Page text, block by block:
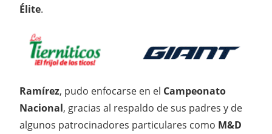
Élite.
Ramírez, pudo enfocarse en el Campeonato
Nacional, gracias al respaldo de sus padres y de
algunos patrocinadores particulares como M&D